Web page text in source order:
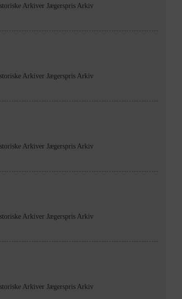
Arkiver Jægerspris Arkiv
Arkiver Jægerspris Arkiv
Arkiver Jægerspris Arkiv
Arkiver Jægerspris Arkiv
Arkiver Jægerspris Arkiv